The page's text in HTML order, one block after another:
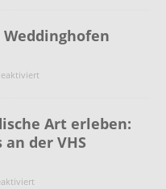
Art erleben:
der VHS